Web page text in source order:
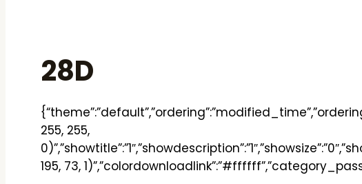
28D
255, 255,
195, 73,